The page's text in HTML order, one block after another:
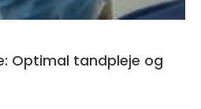
Optimal tandpleje og